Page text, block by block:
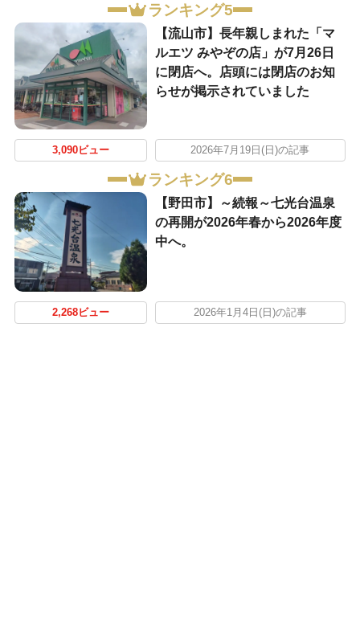
ランキング5
【流山市】長年親しまれた「マ
ルエツ みやぞの店」が7月26日
に閉店へ。店頭には閉店のお知
らせが掲示されていました
3,090ビュー 2026年7月19日(日)の記事
ランキング6
【野田市】～続報～七光台温泉
の再開が2026年春から2026年度
中へ。
2,268ビュー 2026年1月4日(日)の記事